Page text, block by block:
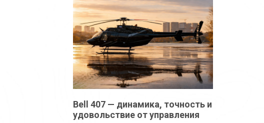
Bell 407 — динамика, точность и
удовольствие от управления